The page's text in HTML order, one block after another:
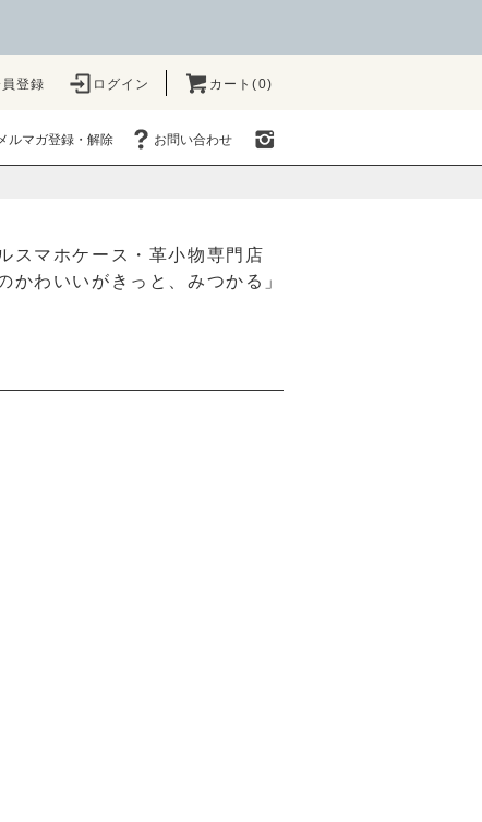
登録 ログイン カート(0)
ルマガ登録・解除 お問い合わせ
スマホケース・革小物専門店
かわいいがきっと、みつかる」